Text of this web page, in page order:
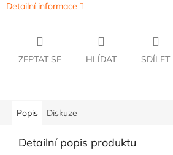
Detailní informace
ZEPTAT SE HLÍDAT SDÍLET
Popis Diskuze
Detailní popis produktu